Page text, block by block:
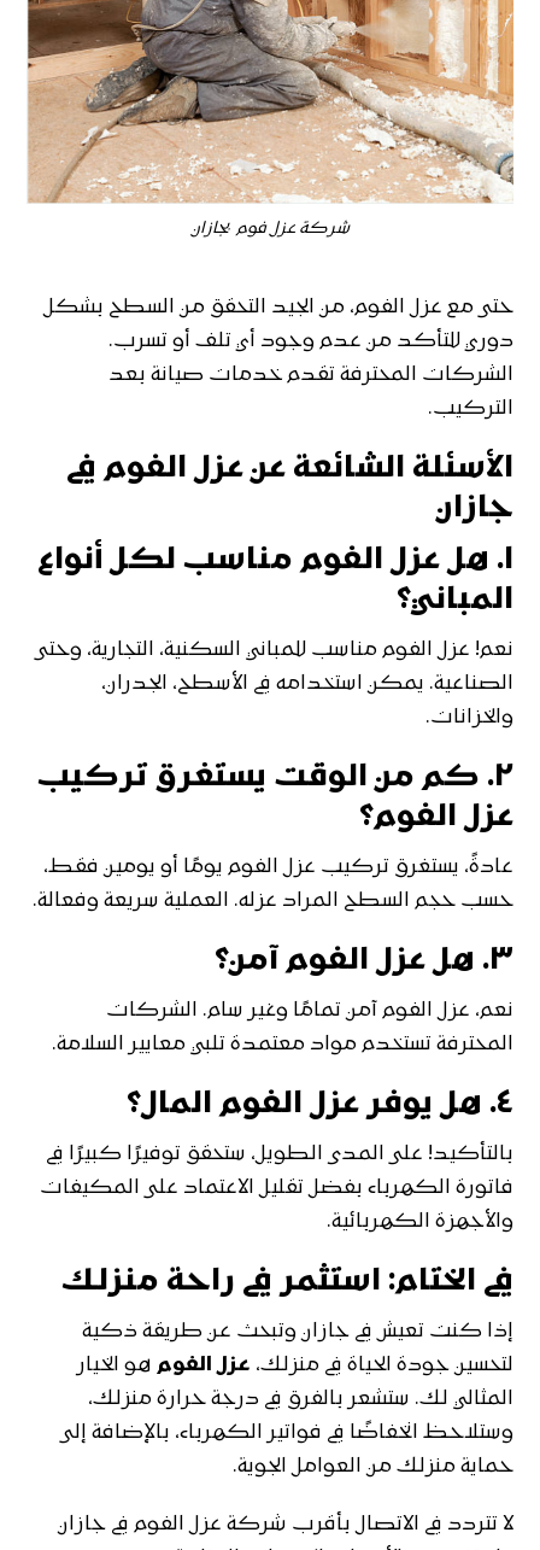
شركة عزل فوم بجازان
حتى مع عزل الفوم، من الجيد التحقق من السطح بشكل
دوري للتأكد من عدم وجود أي تلف أو تسرب.
الشركات المحترفة تقدم خدمات صيانة بعد
التركيب.
الأسئلة الشائعة عن عزل الفوم في
جازان
١. هل عزل الفوم مناسب لكل أنواع
المباني؟
نعم! عزل الفوم مناسب للمباني السكنية، التجارية، وحتى
الصناعية. يمكن استخدامه في الأسطح، الجدران،
والخزانات.
٢. كم من الوقت يستغرق تركيب
عزل الفوم؟
عادةً، يستغرق تركيب عزل الفوم يومًا أو يومين فقط،
حسب حجم السطح المراد عزله. العملية سريعة وفعالة.
٣. هل عزل الفوم آمن؟
نعم، عزل الفوم آمن تمامًا وغير سام. الشركات
المحترفة تستخدم مواد معتمدة تلبي معايير السلامة.
٤. هل يوفر عزل الفوم المال؟
بالتأكيد! على المدى الطويل، ستحقق توفيرًا كبيرًا في
فاتورة الكهرباء بفضل تقليل الاعتماد على المكيفات
والأجهزة الكهربائية.
في الختام: استثمر في راحة منزلك
إذا كنت تعيش في جازان وتبحث عن طريقة ذكية
لتحسين جودة الحياة في منزلك، عزل الفوم هو الخيار
المثالي لك. ستشعر بالفرق في درجة حرارة منزلك،
وستلاحظ انخفاضًا في فواتير الكهرباء، بالإضافة إلى
حماية منزلك من العوامل الجوية.
لا تتردد في الاتصال بأقرب شركة عزل الفوم في جازان